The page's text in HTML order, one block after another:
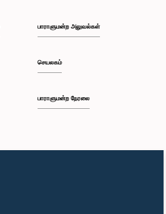
பாராளுமன்ற அலுவல்கள்
செயலகம்
பாராளுமன்ற நேரலை